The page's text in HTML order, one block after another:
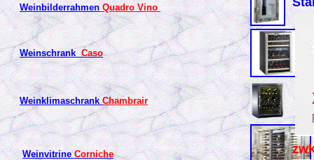
WeinbilderrahmenQuadro Vino
WeinschrankCaso
WeinklimaschrankChambrair
WeinvitrineCorniche